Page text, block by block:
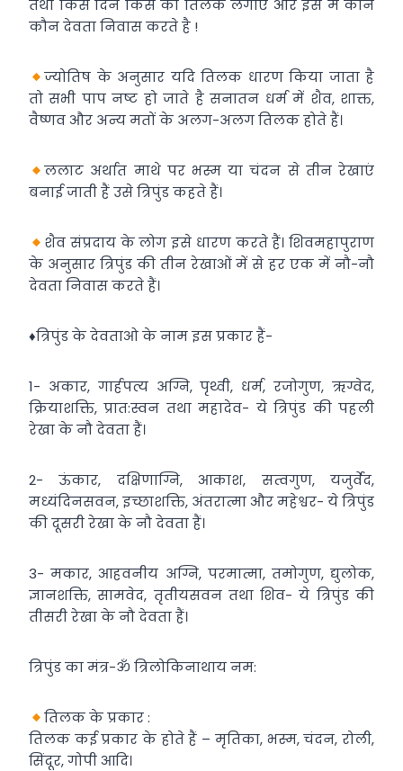
तथा किस दिन किस का तिलक लगाएं और इस में कौन
कौन देवता निवास करते है !
ज्योतिष के अनुसार यदि तिलक धारण किया जाता है
तो सभी पाप नष्ट हो जाते है सनातन धर्म में शैव, शाक्त,
वैष्णव और अन्य मतों के अलग-अलग तिलक होते हैं।
ललाट अर्थात माथे पर भस्म या चंदन से तीन रेखाएं
बनाई जाती हैं उसे त्रिपुंड कहते हैं।
शैव संप्रदाय के लोग इसे धारण करते हैं। शिवमहापुराण
के अनुसार त्रिपुंड की तीन रेखाओं में से हर एक में नौ-नौ
देवता निवास करते हैं।
♦️त्रिपुंड के देवताओ के नाम इस प्रकार हैं-
1- अकार, गार्हपत्य अग्नि, पृथ्वी, धर्म, रजोगुण, ऋग्वेद,
क्रियाशक्ति, प्रात:स्वन तथा महादेव- ये त्रिपुंड की पहली
रेखा के नौ देवता हैं।
2- ऊंकार, दक्षिणाग्नि, आकाश, सत्वगुण, यजुर्वेद,
मध्यंदिनसवन, इच्छाशक्ति, अंतरात्मा और महेश्वर- ये त्रिपुंड
की दूसरी रेखा के नौ देवता हैं।
3- मकार, आहवनीय अग्नि, परमात्मा, तमोगुण, द्युलोक,
ज्ञानशक्ति, सामवेद, तृतीयसवन तथा शिव- ये त्रिपुंड की
तीसरी रेखा के नौ देवता हैं।
त्रिपुंड का मंत्र-ॐ त्रिलोकिनाथाय नम:
तिलक के प्रकार :
तिलक कई प्रकार के होते हैं – मृतिका, भस्म, चंदन, रोली,
सिंदूर, गोपी आदि।